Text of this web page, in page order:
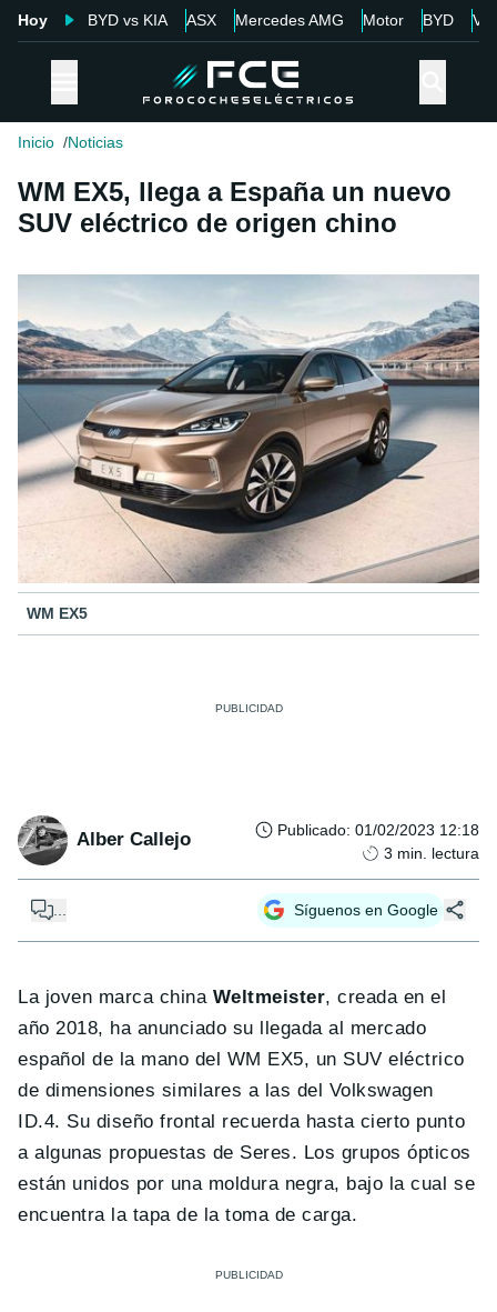
Hoy BYD vs KIA ASX Mercedes AMG Motor BYD
Inicio Noticias
WM EX5, llega a España un nuevo
SUV eléctrico de origen chino
WM EX5
Alber Callejo Publicado: 01/02/2023 12:18
3 min. lectura
Síguenos en Google
La joven marca china Weltmeister, creada en el
año 2018, ha anunciado su llegada al mercado
español de la mano del WM EX5, un SUV eléctrico
de dimensiones similares a las del Volkswagen
ID.4. Su diseño frontal recuerda hasta cierto punto
a algunas propuestas de Seres. Los grupos ópticos
están unidos por una moldura negra, bajo la cual se
encuentra la tapa de la toma de carga.